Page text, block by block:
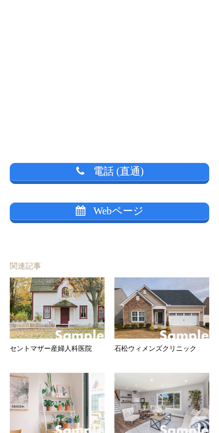
電話 (直通)
Webページ
関連記事
セントマザー産婦人科医院 石松ウィメンズクリニック